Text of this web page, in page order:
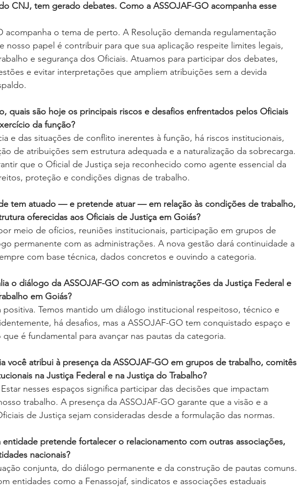
CNJ, tem gerado debates. Como a ASSOJAF-GO acompanha esse
acompanha o tema de perto. A Resolução demanda regulamentação
nosso papel é contribuir para que sua aplicação respeite limites legais,
e segurança dos Oficiais. Atuamos para participar dos debates,
e evitar interpretações que ampliem atribuições sem a devida
quais são hoje os principais riscos e desafios enfrentados pelos Oficiais
da função?
e das situações de conflito inerentes à função, há riscos institucionais,
de atribuições sem estrutura adequada e a naturalização da sobrecarga.
que o Oficial de Justiça seja reconhecido como agente essencial da
proteção e condições dignas de trabalho.
tem atuado — e pretende atuar — em relação às condições de trabalho,
oferecidas aos Oficiais de Justiça em Goiás?
meio de ofícios, reuniões institucionais, participação em grupos de
permanente com as administrações. A nova gestão dará continuidade a
com base técnica, dados concretos e ouvindo a categoria.
o diálogo da ASSOJAF-GO com as administrações da Justiça Federal e
em Goiás?
positiva. Temos mantido um diálogo institucional respeitoso, técnico e
há desafios, mas a ASSOJAF-GO tem conquistado espaço e
é fundamental para avançar nas pautas da categoria.
você atribui à presença da ASSOJAF-GO em grupos de trabalho, comitês
na Justiça Federal e na Justiça do Trabalho?
nesses espaços significa participar das decisões que impactam
trabalho. A presença da ASSOJAF-GO garante que a visão e a
de Justiça sejam consideradas desde a formulação das normas.
entidade pretende fortalecer o relacionamento com outras associações,
nacionais?
conjunta, do diálogo permanente e da construção de pautas comuns.
entidades como a Fenassojaf, sindicatos e associações estaduais